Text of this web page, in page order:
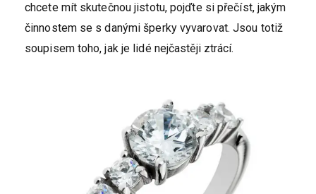
chcete mít skutečnou jistotu, pojďte si přečíst, jakým
činnostem se s danými šperky vyvarovat. Jsou totiž
soupisem toho, jak je lidé nejčastěji ztrácí.